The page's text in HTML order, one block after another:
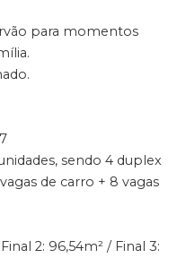
para momentos
sendo 4 duplex
de carro + 8 vagas
2: 96,54m² / Final 3: